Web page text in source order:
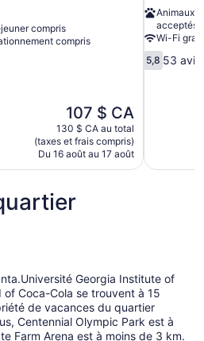
compris
compris
Le
prix
est
de
107 $ CA
107 $ CA
130 $ CA au total
(taxes et frais compris)
Du 16 août au 17 août
Animaux
acceptés
Wi-Fi
5.8
sur
5,8 53 avis
Georgia Institute of
Coca-Cola se trouvent à 15
de vacances du quartier
Centennial Olympic Park est à
Farm Arena est à moins de 3 km.